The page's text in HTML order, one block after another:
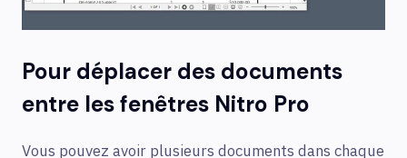
Pour déplacer des documents
entre les fenêtres Nitro Pro
Vous pouvez avoir plusieurs documents dans chaque